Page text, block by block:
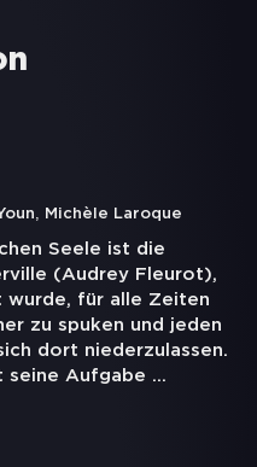
, Michèle Laroque
Seele ist die
(Audrey Fleurot),
wurde, für alle Zeiten
zu spuken und jeden
dort niederzulassen.
seine Aufgabe ...